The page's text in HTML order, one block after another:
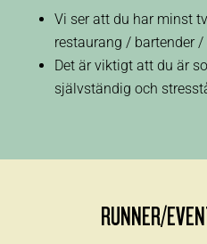
Vi ser att du har minst
restaurang / bartender /
Det är viktigt att du är
självständig och
RUNNER/